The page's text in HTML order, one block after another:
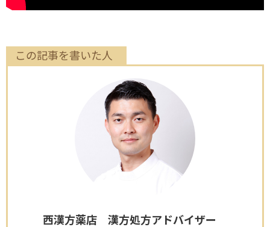
この記事を書いた人
西漢方薬店 漢方処方アドバイザー